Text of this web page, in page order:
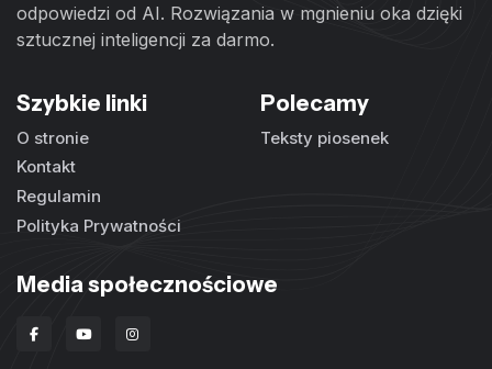
odpowiedzi od AI. Rozwiązania w mgnieniu oka dzięki
sztucznej inteligencji za darmo.
Szybkie linki
O stronie
Kontakt
Regulamin
Polityka Prywatności
Polecamy
Teksty piosenek
Media społecznościowe